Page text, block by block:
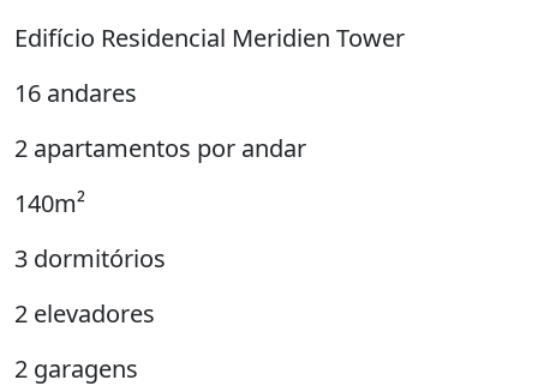
Edifício Residencial Meridien Tower
16 andares
2 apartamentos por andar
140m²
3 dormitórios
2 elevadores
2 garagens